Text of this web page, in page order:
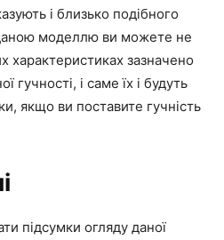
і близько подібного
моделлю ви можете не
характеристиках зазначено
гучності, і саме їх і будуть
якщо ви поставите гучність
підсумки огляду даної